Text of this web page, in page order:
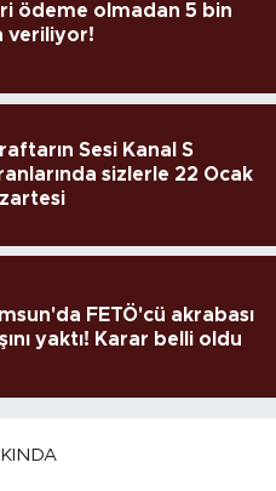
ödeme olmadan 5 bin
veriliyor!
Sesi Kanal S
sizlerle 22 Ocak
FETÖ'cü akrabası
yaktı! Karar belli oldu